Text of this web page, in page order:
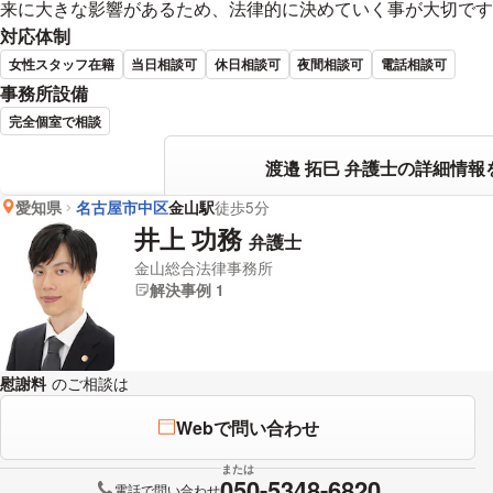
来に大きな影響があるため、法律的に決めていく事が大切です
対応体制
女性スタッフ在籍 当日相談可 休日相談可 夜間相談可 電話相談可
事務所設備
完全個室で相談
渡邉 拓巳 弁護士の詳細情報
愛知県 名古屋市中区金山駅徒歩5分
井上 功務 弁護士
金山総合法律事務所
解決事例 1
慰謝料 のご相談は
Webで問い合わせ
または